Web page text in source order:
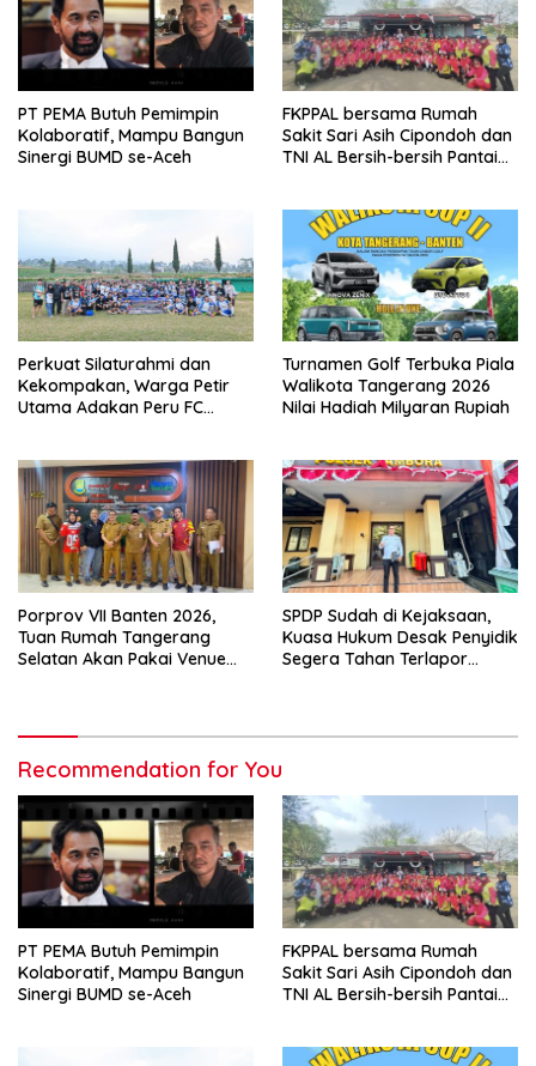
PT PEMA Butuh Pemimpin
Kolaboratif, Mampu Bangun
Sinergi BUMD se-Aceh
FKPPAL bersama Rumah
Sakit Sari Asih Cipondoh dan
TNI AL Bersih-bersih Pantai
Perkuat Silaturahmi dan
Kekompakan, Warga Petir
Utama Adakan Peru FC
Turnamen Golf Terbuka Piala
Walikota Tangerang 2026
Nilai Hadiah Milyaran Rupiah
Porprov VII Banten 2026,
Tuan Rumah Tangerang
Selatan Akan Pakai Venue
SPDP Sudah di Kejaksaan,
Kuasa Hukum Desak Penyidik
Segera Tahan Terlapor
Recommendation for You
PT PEMA Butuh Pemimpin
Kolaboratif, Mampu Bangun
Sinergi BUMD se-Aceh
FKPPAL bersama Rumah
Sakit Sari Asih Cipondoh dan
TNI AL Bersih-bersih Pantai